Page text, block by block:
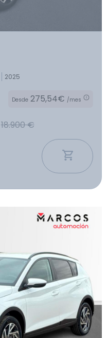
2025
Desde 275,54€ /mes
18.900 €